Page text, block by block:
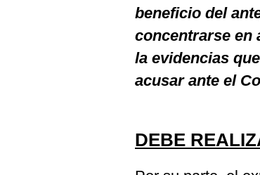
beneficio del
concentrarse en
la evidencias
acusar ante el
DEBE